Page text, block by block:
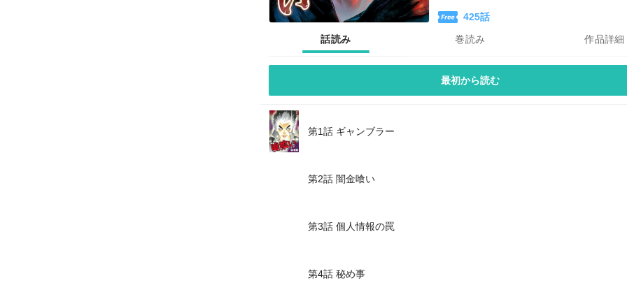
425話
話読み
巻読み 作品詳細
最初から読む
第1話 ギャンブラー
第2話 闇金喰い
第3話 個人情報の罠
第4話 秘め事